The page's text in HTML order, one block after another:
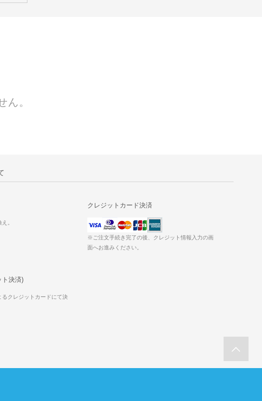
ん。
。
クレジットカード決済
※ご注文手続き完了の後、クレジット情報入力の画
面へお進みください。
ト決済)
クレジットカードにて決